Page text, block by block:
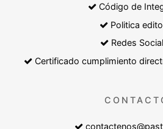
Código de
Politica
Redes
Certificado cumplimiento